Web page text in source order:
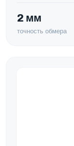
2 мм
точность обмера